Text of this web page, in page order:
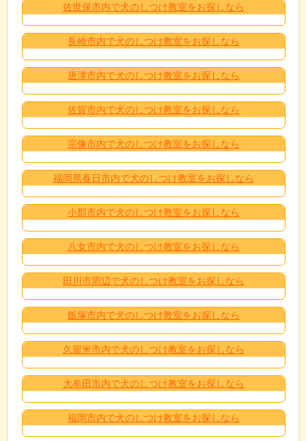
佐世保市内で犬のしつけ教室をお探しなら
長崎市内で犬のしつけ教室をお探しなら
唐津市内で犬のしつけ教室をお探しなら
佐賀市内で犬のしつけ教室をお探しなら
宗像市内で犬のしつけ教室をお探しなら
福岡県春日市内で犬のしつけ教室をお探しなら
小郡市内で犬のしつけ教室をお探しなら
八女市内で犬のしつけ教室をお探しなら
田川市周辺で犬のしつけ教室をお探しなら
飯塚市内で犬のしつけ教室をお探しなら
久留米市内で犬のしつけ教室をお探しなら
大牟田市内で犬のしつけ教室をお探しなら
福岡市内で犬のしつけ教室をお探しなら